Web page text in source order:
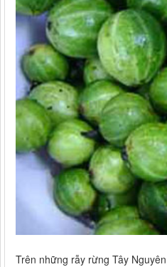
Trên những rẫy rừng Tây